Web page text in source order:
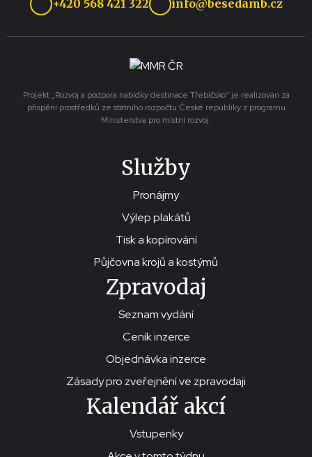
+420 568 421 322 info@besedamb.cz
Projekt „Rozvoj a podpora nabídky destinace Třebíčsko“ je realizován za
přispění prostředků ze státního rozpočtu České republiky z programu
Ministerstva pro místní rozvoj.
Služby
Pronájmy
Výlep plakátů
Tisk a kopírování
Půjčovna krojů a kostýmů
Zpravodaj
Seznam vydání
Ceník inzerce
Objednávka inzerce
Zásady pro zveřejnění ve zpravodaji
Kalendář akcí
Vstupenky